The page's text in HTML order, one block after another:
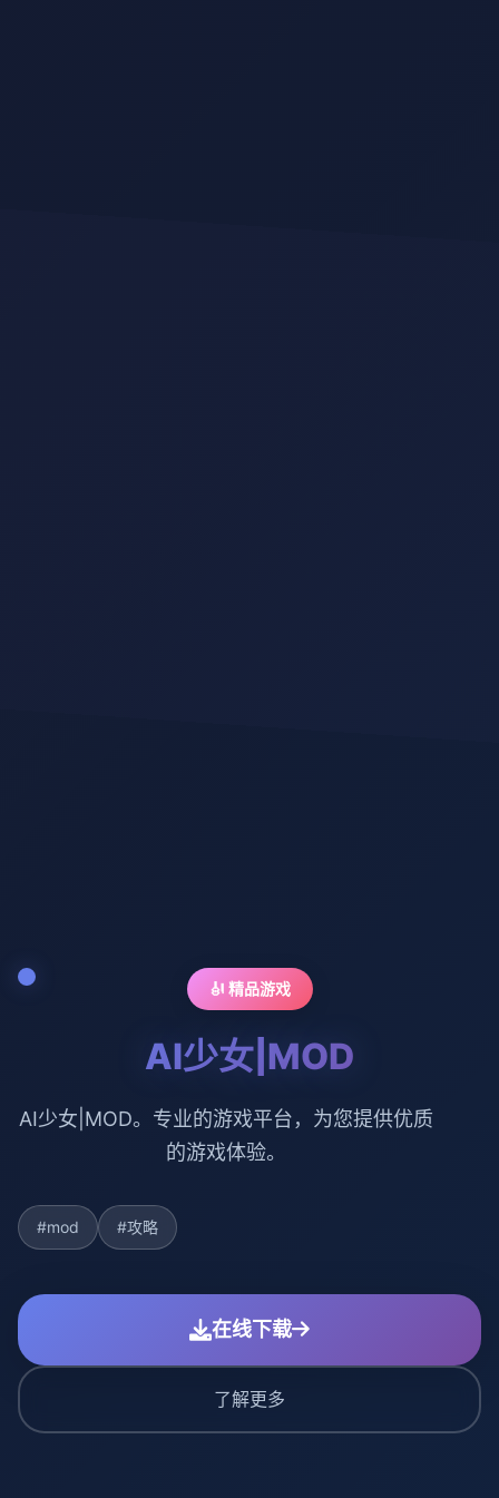
🎻 精品游戏
AI少女|MOD
AI少女|MOD。专业的游戏平台，为您提供优质
的游戏体验。
#mod #攻略
在线下载
了解更多